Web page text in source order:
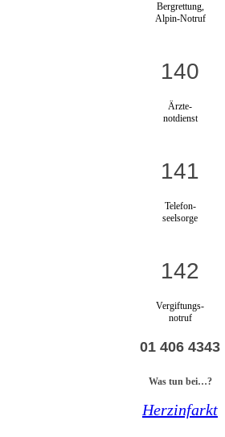
Bergrettung,
Alpin-Notruf
140
Ärzte-
notdienst
141
Telefon-
seelsorge
142
Vergiftungs-
notruf
01 406 4343
Was tun bei…?
Herzinfarkt